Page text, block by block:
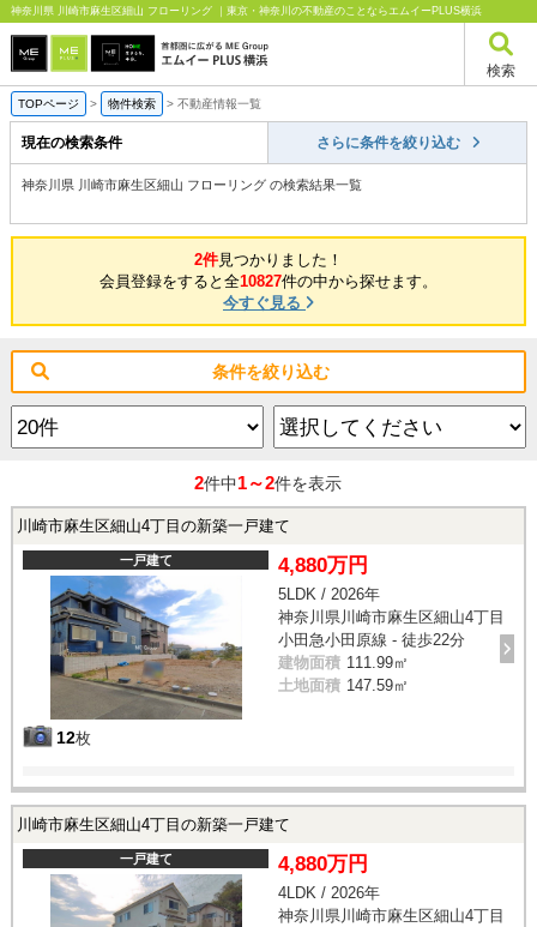
神奈川県 川崎市麻生区細山 フローリング ｜東京・神奈川の不動産のことならエムイーPLUS横浜
検索
TOPページ > 物件検索 > 不動産情報一覧
現在の検索条件 さらに条件を絞り込む
神奈川県 川崎市麻生区細山 フローリング の検索結果一覧
2件見つかりました！
会員登録をすると全10827件の中から探せます。
今すぐ見る
条件を絞り込む
2件中1～2件を表示
川崎市麻生区細山4丁目の新築一戸建て
一戸建て
12枚
4,880万円
5LDK / 2026年
神奈川県川崎市麻生区細山4丁目
小田急小田原線 - 徒歩22分
建物面積 111.99㎡
土地面積 147.59㎡
川崎市麻生区細山4丁目の新築一戸建て
一戸建て 4,880万円
4LDK / 2026年
神奈川県川崎市麻生区細山4丁目